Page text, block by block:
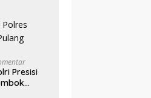
Presisi